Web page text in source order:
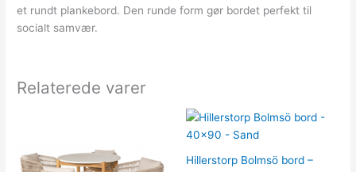
et rundt plankebord. Den runde form gør bordet perfekt til
socialt samvær.
Relaterede varer
Hillerstorp Bolmsö bord –